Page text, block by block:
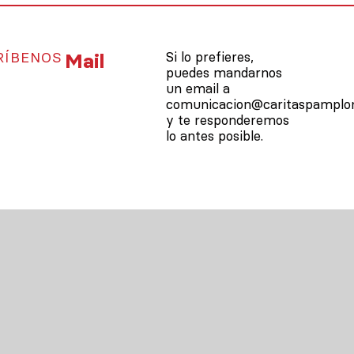
Mail
Si lo prefieres,
puedes mandarnos
un email a
y te responderemos
lo antes posible.